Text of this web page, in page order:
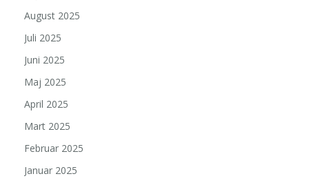
August 2025
Juli 2025
Juni 2025
Maj 2025
April 2025
Mart 2025
Februar 2025
Januar 2025